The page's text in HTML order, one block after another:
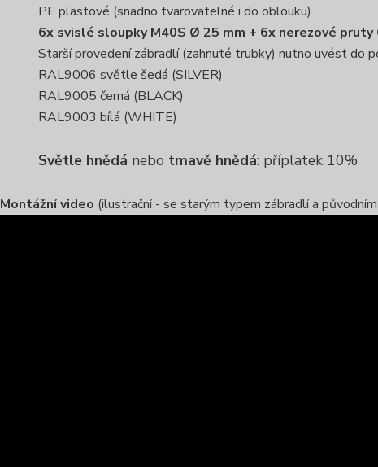
PE plastové (snadno tvarovatelné i do oblouku)
6x svislé sloupky M40S Ø 25 mm + 6x nerezové pruty
Starší provedení zábradlí (zahnuté trubky) nutno uvést do
RAL9006 světle šedá (SILVER)
RAL9005 černá (BLACK)
RAL9003 bílá (WHITE)
Světle hnědá nebo tmavě hnědá: příplatek 10%
Montážní video (ilustrační - se starým typem zábradlí a